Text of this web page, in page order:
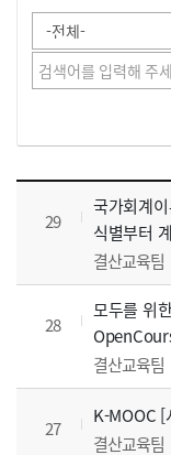
사이버교육영상 목록 으로 번호, 제목, 작성자, 조회수, 등록 일, 첨부파일로 나열 되고 있습니다.
29
국가회계
식별부터
결산교육팀
28
모두를 위
결산교육팀
27
K-MOOC [
결산교육팀